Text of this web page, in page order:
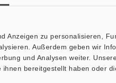
Anzeigen zu personalisieren,
Außerdem geben wir
und Analysen weiter.
bereitgestellt haben oder